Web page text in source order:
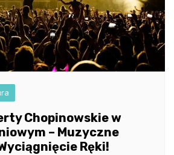
Chopinowskie w
– Muzyczne
Ręki!